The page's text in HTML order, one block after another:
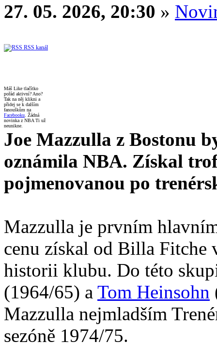
27. 05. 2026, 20:30 »
RSS kanál
Máš Like tlačítko
pořád aktivní? Ano?
Tak na něj klikni a
přidej se k dalším
fanouškům na
Facebooku . Žádná
novinka z NBA Ti už
neunikne.
Joe Mazzulla z Bostonu
oznámila NBA. Získal
pojmenovanou po
Mazzulla je prvním
cenu získal od Billa Fitche
historii klubu. Do této
(1964/65) a Tom Heinsohn
Mazzulla nejmladším
sezóně 1974/75.